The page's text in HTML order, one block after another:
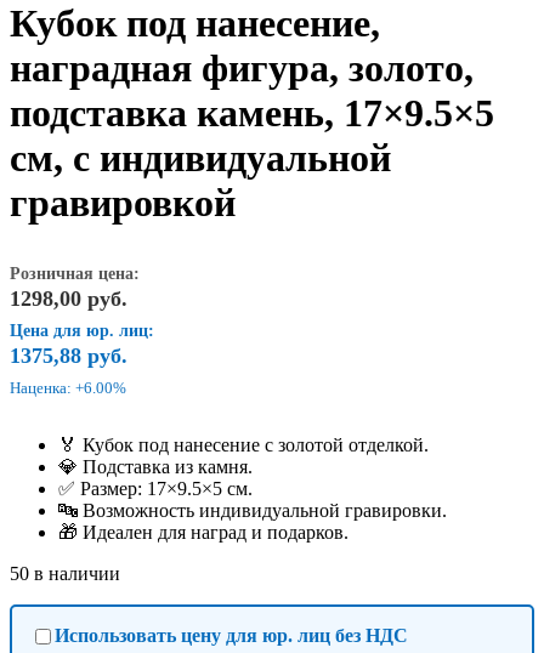
Кубок под нанесение,
наградная фигура, золото,
подставка камень, 17×9.5×5
см, с индивидуальной
гравировкой
Розничная цена:
1298,00 руб.
Цена для юр. лиц:
1375,88 руб.
Наценка: +6.00%
🏅 Кубок под нанесение с золотой отделкой.
💎 Подставка из камня.
✅ Размер: 17×9.5×5 см.
🔤 Возможность индивидуальной гравировки.
🎁 Идеален для наград и подарков.
50 в наличии
Использовать цену для юр. лиц без НДС